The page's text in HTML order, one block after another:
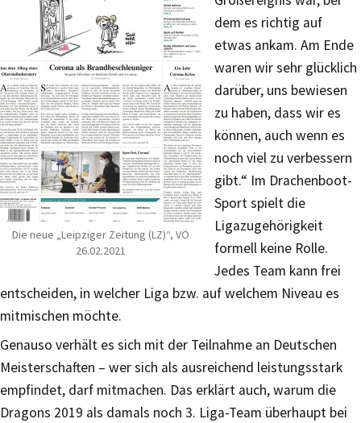
Die neue „Leipziger Zeitung (LZ)“, VÖ
26.02.2021
dem es richtig auf
etwas ankam. Am Ende
waren wir sehr glücklich
darüber, uns bewiesen
zu haben, dass wir es
können, auch wenn es
noch viel zu verbessern
gibt.“ Im Drachenboot-
Sport spielt die
Ligazugehörigkeit
formell keine Rolle.
Jedes Team kann frei
entscheiden, in welcher Liga bzw. auf welchem Niveau es
mitmischen möchte.
Genauso verhält es sich mit der Teilnahme an Deutschen
Meisterschaften – wer sich als ausreichend leistungsstark
empfindet, darf mitmachen. Das erklärt auch, warum die
Dragons 2019 als damals noch 3. Liga-Team überhaupt bei